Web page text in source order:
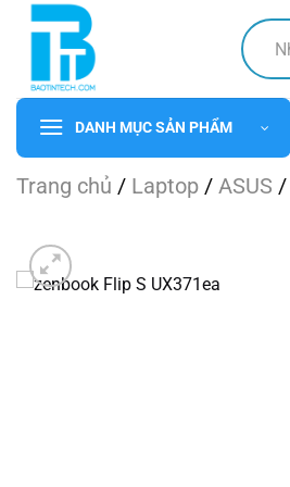
Chuyển
dung
kiếm:
DANH MỤC SẢN PHẨM
Trang chủ / Laptop / ASUS /